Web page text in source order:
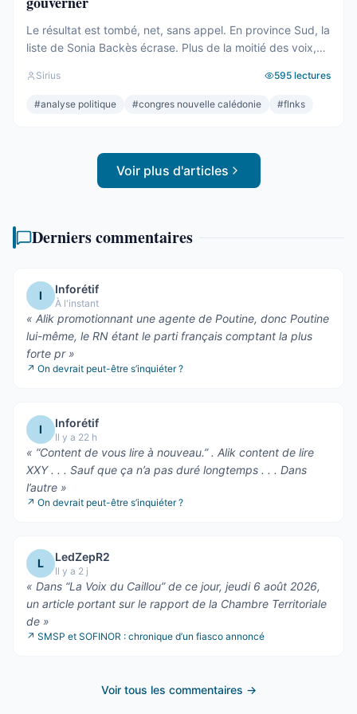
Le résultat est tombé, net, sans appel. En province Sud, la
liste de Sonia Backès écrase. Plus de la moitié des voix,
pulvérisée, le centre rayé de la carte. On parlera de raz-
de-marée, et le mot, pour une fois, ne sera pas exagéré.
Sirius 595 lectures
#analyse politique #congres nouvelle calédonie #flnks
Voir plus d'articles
Derniers commentaires
I Inforétif
À l'instant
« Alik promotionnant une agente de Poutine, donc Poutine
lui-même, le RN étant le parti français comptant la plus
forte pr»
↗ On devrait peut-être s’inquiéter ?
I Inforétif
Il y a 22 h
« “Content de vous lire à nouveau.” . Alik content de lire
XXY . . . Sauf que ça n’a pas duré longtemps . . . Dans
l’autre »
↗ On devrait peut-être s’inquiéter ?
L LedZepR2
Il y a 2 j
« Dans “La Voix du Caillou” de ce jour, jeudi 6 août 2026,
un article portant sur le rapport de la Chambre Territoriale
de »
↗ SMSP et SOFINOR : chronique d’un fiasco annoncé
Voir tous les commentaires →